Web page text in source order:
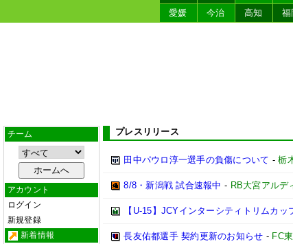
愛媛
今治 高知 福
チーム
アカウント
ログイン
新規登録
新着情報
プレスリリース
田中パウロ淳一選手の負傷について -栃
8/8・新潟戦 試合速報中 - RB大宮アルデ
【U-15】JCYインターシティトリムカ
長友佑都選手 契約更新のお知らせ - FC